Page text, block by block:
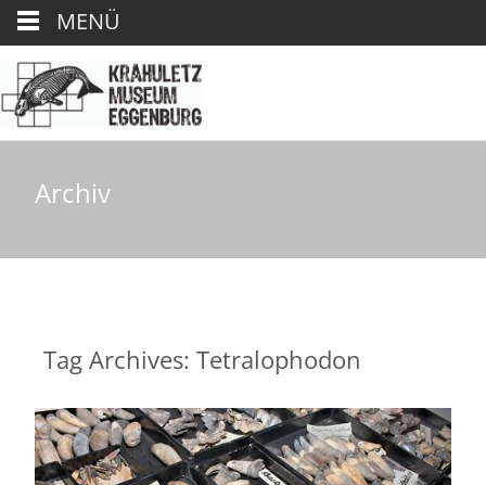
Archiv
Tag Archives: Tetralophodon
MENÜ